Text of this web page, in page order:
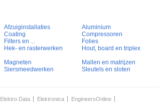
Afzuiginstallaties Aluminium
Coating Compressoren
Filters en ... Folies
Hek- en rasterwerken Hout, board en triplex
Magneten Mallen en matrijzen
Siersmeedwerken Sleutels en sloten
Elektro Data Elektronica EngineersOnline